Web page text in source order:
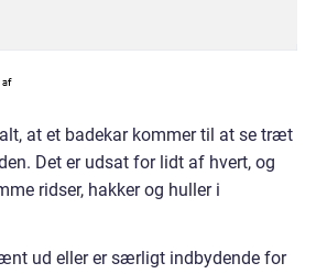
at et badekar kommer til at se træt
Det er udsat for lidt af hvert, og
ridser, hakker og huller i
ud eller er særligt indbydende for